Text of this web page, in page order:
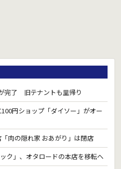
完了 旧テナントも里帰り
円ショップ「ダイソー」がオー
肉の隠れ家 おあがり」は閉店
ク」、オタロードの本店を移転へ